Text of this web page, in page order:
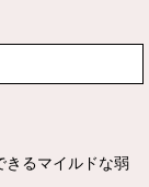
きるマイルドな弱